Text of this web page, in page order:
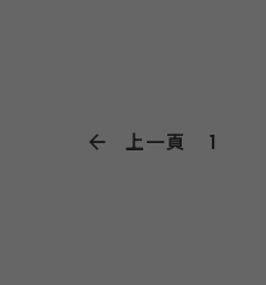
黨主席、前
上一頁 1